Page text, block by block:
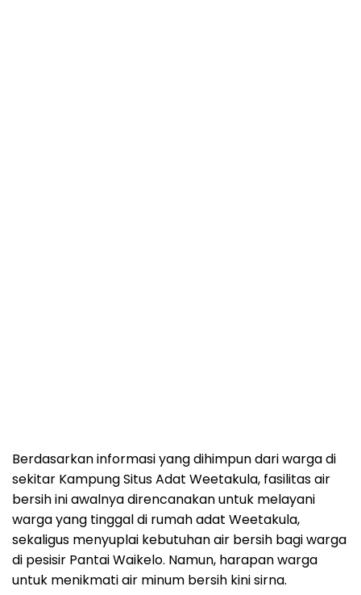
Berdasarkan informasi yang dihimpun dari warga di
sekitar Kampung Situs Adat Weetakula, fasilitas air
bersih ini awalnya direncanakan untuk melayani
warga yang tinggal di rumah adat Weetakula,
sekaligus menyuplai kebutuhan air bersih bagi warga
di pesisir Pantai Waikelo. Namun, harapan warga
untuk menikmati air minum bersih kini sirna.